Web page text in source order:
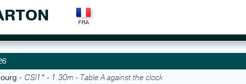
- CSI1* - 1.30m - Table A against the clock